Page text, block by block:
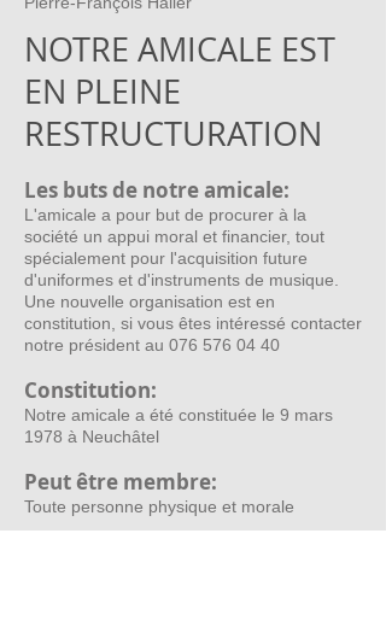
NOTRE AMICALE EST
EN PLEINE
RESTRUCTURATION
Les buts de notre amicale:
L'amicale a pour but de procurer à la
société un appui moral et financier, tout
spécialement pour l'acquisition future
d'uniformes et d'instruments de musique.
Une nouvelle organisation est en
constitution, si vous êtes intéressé contacter
notre président au 076 576 04 40
Constitution:
Notre amicale a été constituée le 9 mars
1978 à Neuchâtel
Peut être membre:
Toute personne physique et morale